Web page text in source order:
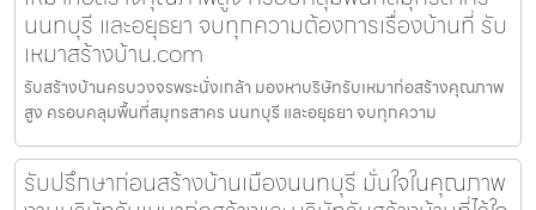
นนทบุรี และอยุธยา จบทุกความต้องการเรื่องบ้านที่ รับ
เหมาสร้างบ้าน.com
รับสร้างบ้านครบวงจรพระนั่งเกล้า มองหาบริษัทรับเหมาก่อสร้างคุณภาพ
สูง ครอบคลุมพื้นที่สมุทรสาคร นนทบุรี และอยุธยา จบทุกความ
รับปรึกษาก่อนสร้างบ้านเมืองนนทบุรี มั่นใจในคุณภาพ